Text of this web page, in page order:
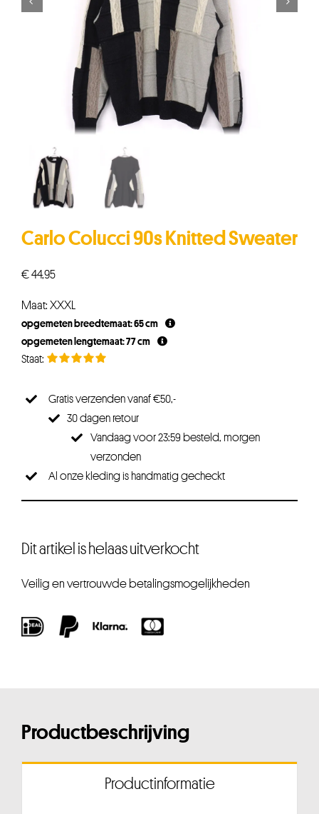
Carlo Colucci 90s Knitted Sweater
€44,95
Maat: XXXL
opgemeten breedtemaat: 65 cm
opgemeten lengtemaat: 77 cm
Gratis verzenden vanaf €50,-
30 dagen retour
Vandaag voor 23:59 besteld, morgen
verzonden
Al onze kleding is handmatig gecheckt
Dit artikel is helaas uitverkocht
Veilig en vertrouwde betalingsmogelijkheden
Productbeschrijving
Productinformatie